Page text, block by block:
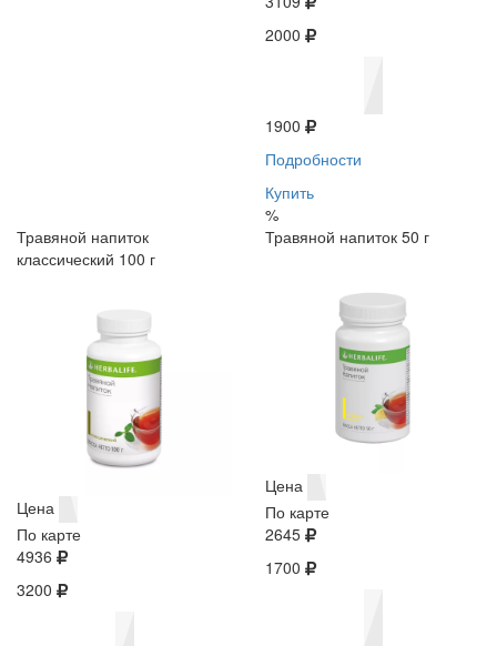
2000
1900
Подробности
Купить
%
Травяной напиток
классический 100 г
Цена
По карте
4936
3200
Травяной напиток 50 г
Цена
По карте
2645
1700